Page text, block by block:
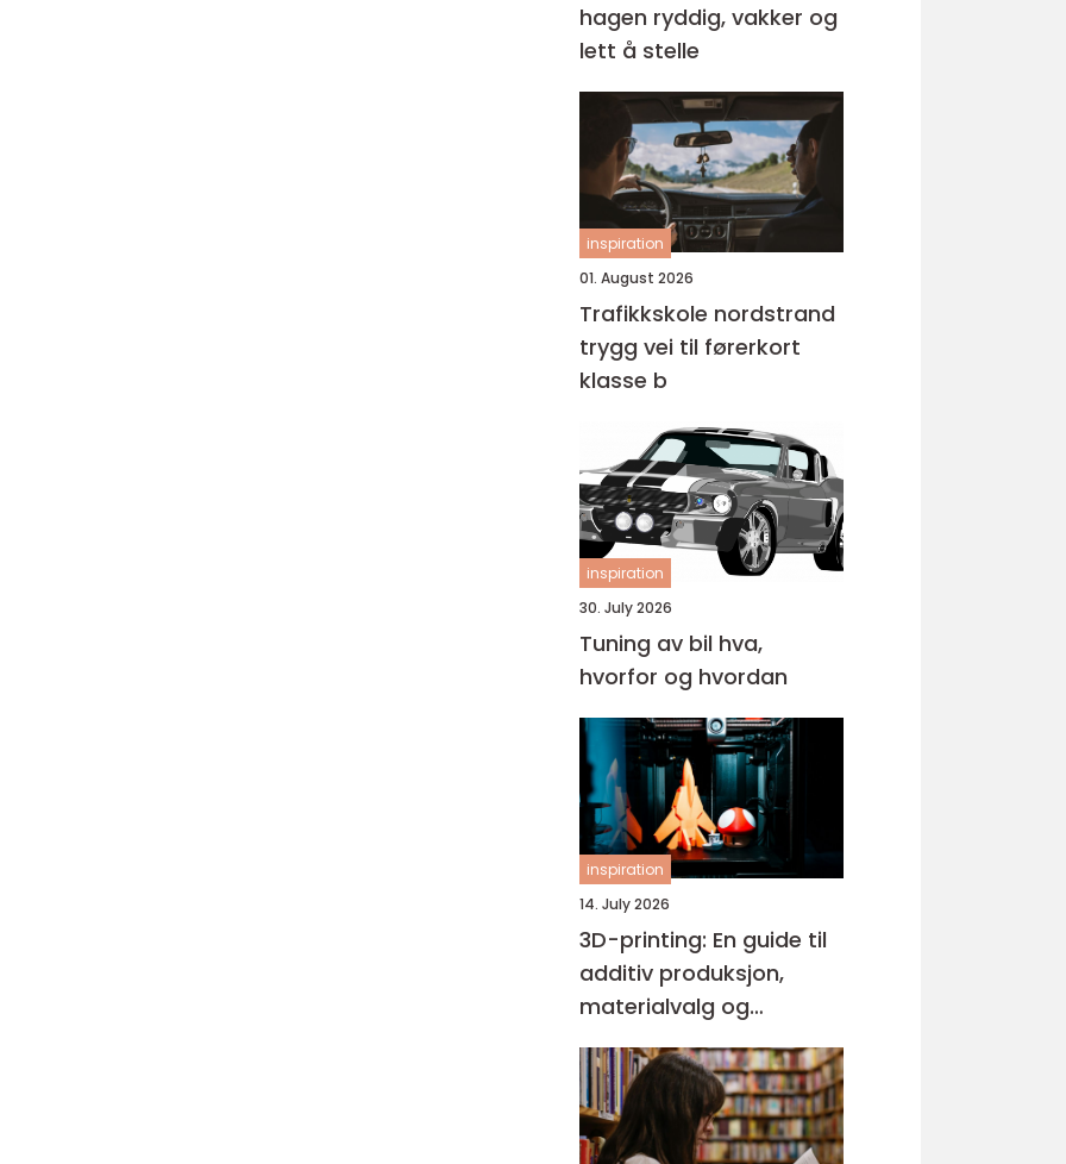
hagen ryddig, vakker og
lett å stelle
inspiration
01. August 2026
Trafikkskole nordstrand
trygg vei til førerkort
klasse b
inspiration
30. July 2026
Tuning av bil hva,
hvorfor og hvordan
inspiration
14. July 2026
3D-printing: En guide til
additiv produksjon,
materialvalg og
moderne interiørdesign